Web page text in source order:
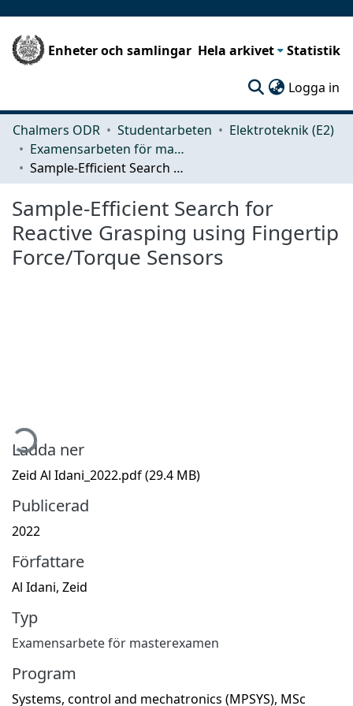
Enheter och samlingar Hela arkivet Statistik
Logga in
Chalmers ODR Studentarbeten
Elektroteknik (E2)
Examensarbeten för masterexamen
Sample-Efficient Search for Reactive Grasping using Fingertip Force/Torque Sensors
Sample-Efficient Search for
Reactive Grasping using Fingertip
Force/Torque Sensors
Ladda ner
Zeid Al Idani_2022.pdf(29.4 MB)
Publicerad
2022
Författare
Al Idani, Zeid
Typ
Examensarbete för masterexamen
Program
Systems, control and mechatronics (MPSYS), MSc